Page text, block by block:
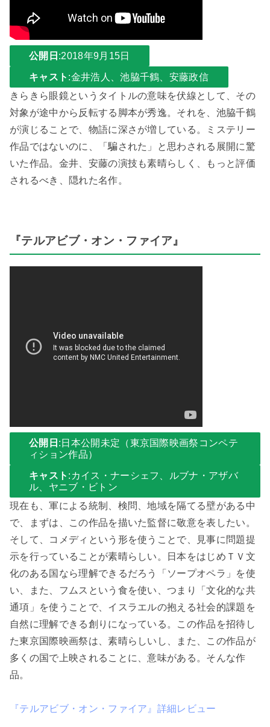
公開日 :2018年9月15日
キャスト :金井浩人、池脇千鶴、安藤政信
きらきら眼鏡というタイトルの意味を伏線として、その
対象が途中から反転する脚本が秀逸。それを、池脇千鶴
が演じることで、物語に深さが増している。ミステリー
作品ではないのに、「騙された」と思わされる展開に驚
いた作品。金井、安藤の演技も素晴らしく、もっと評価
されるべき、隠れた名作。
『テルアビブ・オン・ファイア』
公開日 :日本公開未定（東京国際映画祭コンペテ
ィション作品）
キャスト :カイス・ナーシェフ、ルブナ・アザバ
ル、ヤニブ・ビトン
現在も、軍による統制、検問、地域を隔てる壁がある中
で、まずは、この作品を描いた監督に敬意を表したい。
そして、コメディという形を使うことで、見事に問題提
示を行っていることが素晴らしい。日本をはじめＴＶ文
化のある国なら理解できるだろう「ソープオペラ」を使
い、また、フムスという食を使い、つまり「文化的な共
通項」を使うことで、イスラエルの抱える社会的課題を
自然に理解できる創りになっている。この作品を招待し
た東京国際映画祭は、素晴らしいし、また、この作品が
多くの国で上映されることに、意味がある。そんな作
品。
『テルアビブ・オン・ファイア』詳細レビュー